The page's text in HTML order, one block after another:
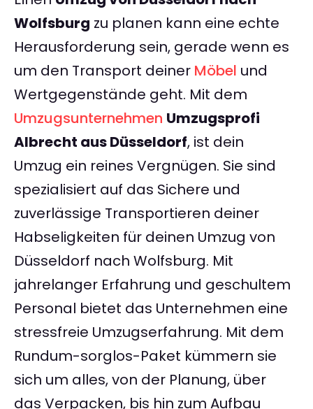
Wolfsburg zu planen kann eine echte
Herausforderung sein, gerade wenn es
um den Transport deiner Möbel und
Wertgegenstände geht. Mit dem
Umzugsunternehmen Umzugsprofi
Albrecht aus Düsseldorf, ist dein
Umzug ein reines Vergnügen. Sie sind
spezialisiert auf das Sichere und
zuverlässige Transportieren deiner
Habseligkeiten für deinen Umzug von
Düsseldorf nach Wolfsburg. Mit
jahrelanger Erfahrung und geschultem
Personal bietet das Unternehmen eine
stressfreie Umzugserfahrung. Mit dem
Rundum-sorglos-Paket kümmern sie
sich um alles, von der Planung, über
das Verpacken, bis hin zum Aufbau